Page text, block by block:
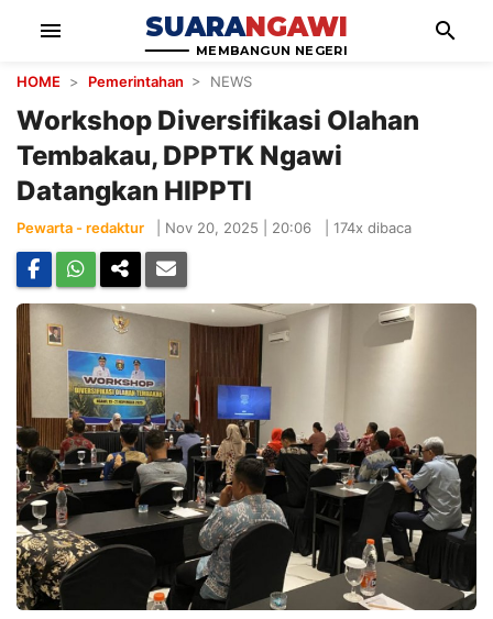
menu SUARANGAWI
MEMBANGUN NEGERI
search
HOME > Pemerintahan > NEWS
Workshop Diversifikasi Olahan
Tembakau, DPPTK Ngawi
Datangkan HIPPTI
Pewarta - redaktur Nov 20, 2025 | 20:06 174x dibaca